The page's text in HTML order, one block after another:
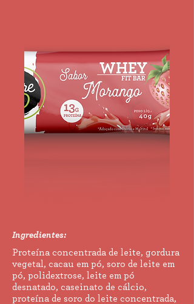
Ingredientes:
Proteína concentrada de leite, gordura
vegetal, cacau em pó, soro de leite em
pó, polidextrose, leite em pó
desnatado, caseinato de cálcio,
proteína de soro do leite concentrada,